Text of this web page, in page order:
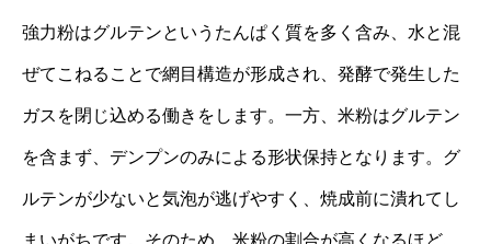
強力粉はグルテンというたんぱく質を多く含み、水と混
ぜてこねることで網目構造が形成され、発酵で発生した
ガスを閉じ込める働きをします。一方、米粉はグルテン
を含まず、デンプンのみによる形状保持となります。グ
ルテンが少ないと気泡が逃げやすく、焼成前に潰れてし